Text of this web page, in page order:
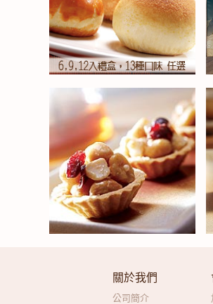
關於我們
公司簡介